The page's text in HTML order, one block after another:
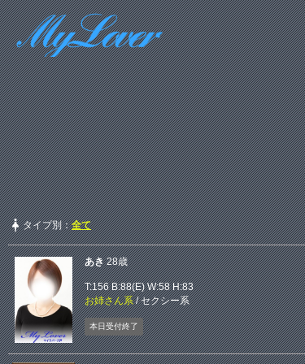
タイプ別：全て
あき 28歳
T:156 B:88(E)W:58 H:83
お姉さん系/セクシー系
本日受付終了